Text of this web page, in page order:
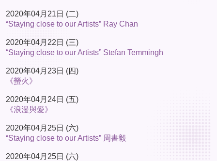
2020年04月21日 (二)
“Staying close to our Artists” Ray Chan
2020年04月22日 (三)
“Staying close to our Artists” Stefan Temmingh
2020年04月23日 (四)
《螢火》
2020年04月24日 (五)
《浪漫與愛》
2020年04月25日 (六)
“Staying close to our Artists” 周書毅
2020年04月25日 (六)